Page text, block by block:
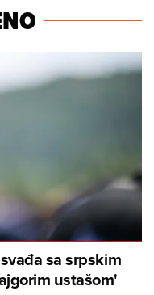
sa srpskim
ustašom'